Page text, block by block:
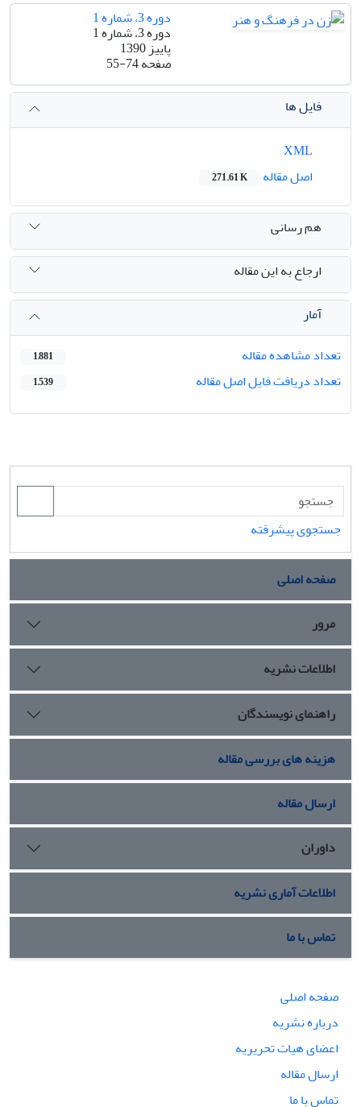
دوره 3، شماره 1
دوره 3، شماره 1
پاییز 1390
صفحه55-74
فایل ها
اصل مقاله
271.61 K
هم رسانی
ارجاع به این مقاله
آمار
تعداد مشاهده مقاله
1,881
تعداد دریافت فایل اصل مقاله 1,539
جستجوی پیشرفته
صفحه اصلی
مرور
اطلاعات نشریه
راهنمای نویسندگان
هزینه های بررسی مقاله
ارسال مقاله
داوران
اطلاعات آماری نشریه
تماس با ما
صفحه اصلی
درباره نشریه
اعضای هیات تحریریه
ارسال مقاله
تماس با ما